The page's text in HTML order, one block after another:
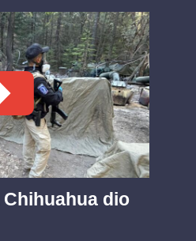
Chihuahua dio